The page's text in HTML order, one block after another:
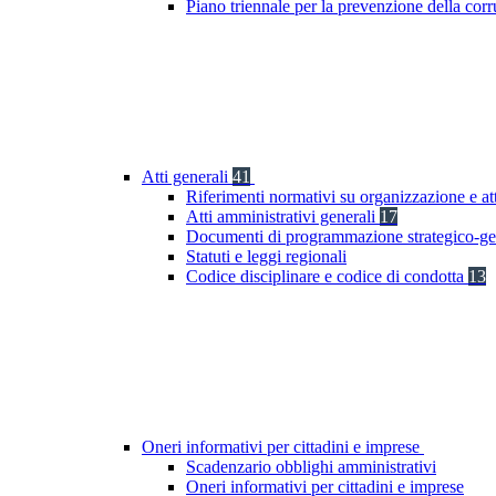
Piano triennale per la prevenzione della
Atti generali 41
Riferimenti normativi su organizzazione e
Atti amministrativi generali 17
Documenti di programmazione strategico-
Statuti e leggi regionali
Codice disciplinare e codice di condotta 13
Oneri informativi per cittadini e imprese
Scadenzario obblighi amministrativi
Oneri informativi per cittadini e imprese